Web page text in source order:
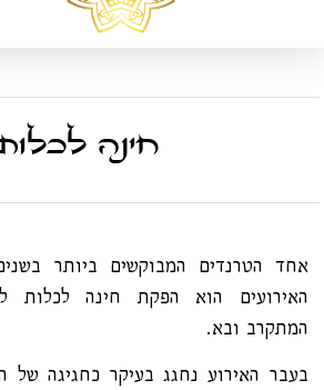
חינה
אחד הטרנדים המבוקשים ביותר
האירועים הוא הפקת חינה לכלות
המתקרב ובא.
בעבר האירוע נחגג בעיקר כחגיגה של